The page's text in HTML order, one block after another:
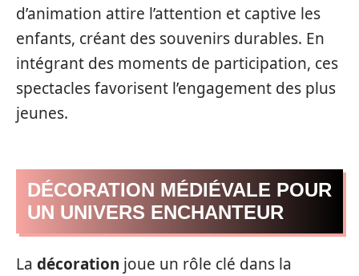
d’animation attire l’attention et captive les
enfants, créant des souvenirs durables. En
intégrant des moments de participation, ces
spectacles favorisent l’engagement des plus
jeunes.
DÉCORATION MÉDIÉVALE POUR
UN UNIVERS ENCHANTEUR
La décoration joue un rôle clé dans la